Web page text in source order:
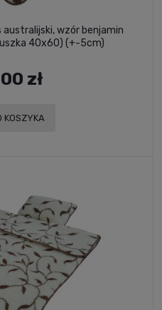
australijski, wzór benjamin
40x60) (+-5cm)
zł
KOSZYKA